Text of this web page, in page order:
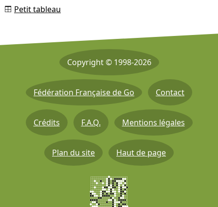
Petit tableau
Copyright © 1998-2026
Fédération Française de Go Contact
Crédits F.A.Q. Mentions légales
Plan du site Haut de page